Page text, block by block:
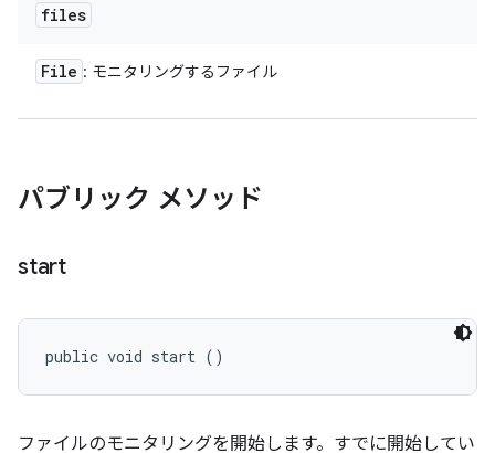
files
File : モニタリングするファイル
パブリック メソッド
start
public void start ()
ファイルのモニタリングを開始します。すでに開始してい